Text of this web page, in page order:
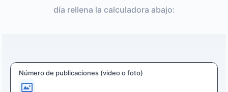
día rellena la calculadora abajo:
Número de publicaciones (video o foto)